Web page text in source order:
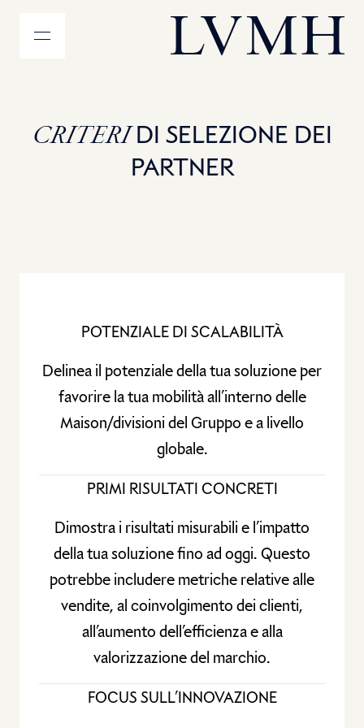
MENU Homepage LVMH
CRITERIDI SELEZIONE DEI
PARTNER
POTENZIALE DI SCALABILITÀ
Delinea il potenziale della tua soluzione per
favorire la tua mobilità all’interno delle
Maison/divisioni del Gruppo e a livello
globale.
PRIMI RISULTATI CONCRETI
Dimostra i risultati misurabili e l’impatto
della tua soluzione fino ad oggi. Questo
potrebbe includere metriche relative alle
vendite, al coinvolgimento dei clienti,
all’aumento dell’efficienza e alla
valorizzazione del marchio.
FOCUS SULL’INNOVAZIONE